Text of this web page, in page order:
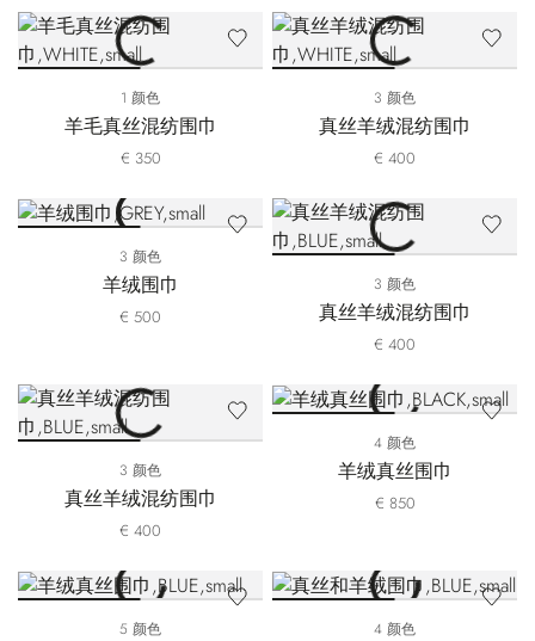
1 颜色
羊毛真丝混纺围巾
€ 350
3 颜色
真丝羊绒混纺围巾
€ 400
3 颜色
羊绒围巾
€ 500
3 颜色
真丝羊绒混纺围巾
€ 400
3 颜色
真丝羊绒混纺围巾
€ 400
4 颜色
羊绒真丝围巾
€ 850
5 颜色 4 颜色